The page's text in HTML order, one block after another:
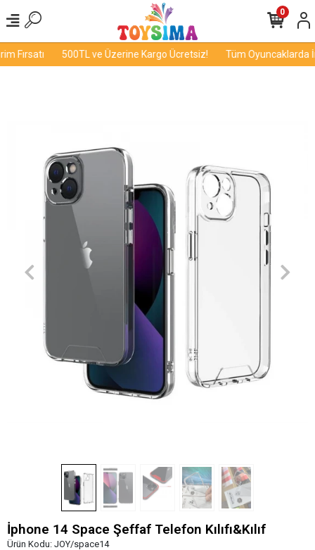
Fırsatı 500TL ve Üzerine Kargo Ücretsiz! Tüm Oyuncaklarda
0
İphone 14 Space Şeffaf Telefon Kılıfı&Kılıf
Ürün Kodu: JOY/space14